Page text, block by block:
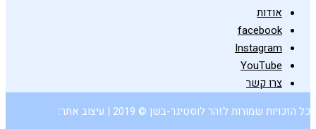
אודות
facebook
Instagram
YouTube
צרו קשר
כל הזכויות שמורות לזהר לוסטיגר-בשן © 2019 | עיצוב אתר: